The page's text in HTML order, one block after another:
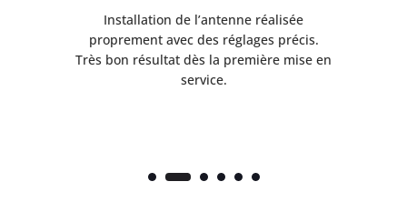
Installation de l’antenne réalisée
proprement avec des réglages précis.
Très bon résultat dès la première mise en
service.